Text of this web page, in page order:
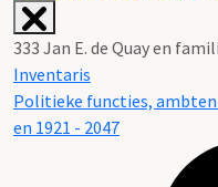
333 Jan E. de Quay en
Inventaris
Politieke functies, ambten
en 1921 - 2047